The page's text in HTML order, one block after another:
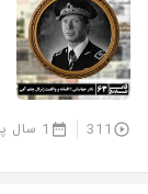
311 1 سال پیش